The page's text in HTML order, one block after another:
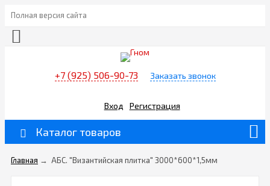
Полная версия сайта
+7 (925) 506-90-73 Заказать звонок
Вход Регистрация
Каталог товаров
Главная → АБС. "Византийская плитка" 3000*600*1,5мм